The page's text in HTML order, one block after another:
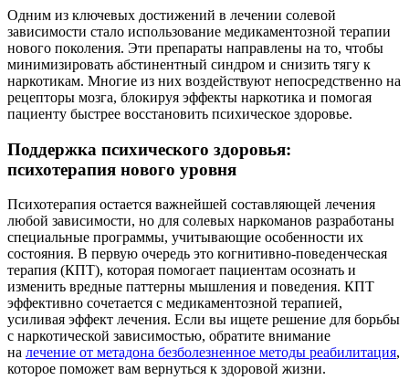
Одним из ключевых достижений в лечении солевой
зависимости стало использование медикаментозной терапии
нового поколения. Эти препараты направлены на то, чтобы
минимизировать абстинентный синдром и снизить тягу к
наркотикам. Многие из них воздействуют непосредственно на
рецепторы мозга, блокируя эффекты наркотика и помогая
пациенту быстрее восстановить психическое здоровье.
Поддержка психического здоровья:
психотерапия нового уровня
Психотерапия остается важнейшей составляющей лечения
любой зависимости, но для солевых наркоманов разработаны
специальные программы, учитывающие особенности их
состояния. В первую очередь это когнитивно-поведенческая
терапия (КПТ), которая помогает пациентам осознать и
изменить вредные паттерны мышления и поведения. КПТ
эффективно сочетается с медикаментозной терапией,
усиливая эффект лечения. Если вы ищете решение для борьбы
с наркотической зависимостью, обратите внимание
на лечение от метадона безболезненное методы реабилитация,
которое поможет вам вернуться к здоровой жизни.